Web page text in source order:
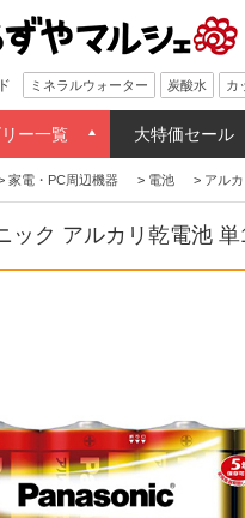
ミネラルウォーター 炭酸水 カ
ー一覧 大特価セール
家電・PC周辺機器 > 電池 > アル
ック アルカリ乾電池